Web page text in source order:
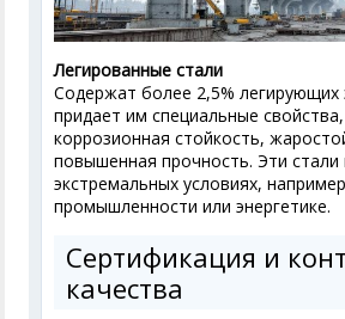
Легированные стали
Содержат более 2,5% легирующих
придает им специальные
коррозионная стойкость,
повышенная прочность. Эти стали
экстремальных условиях,
промышленности или энергетике.
Сертификация и
качества